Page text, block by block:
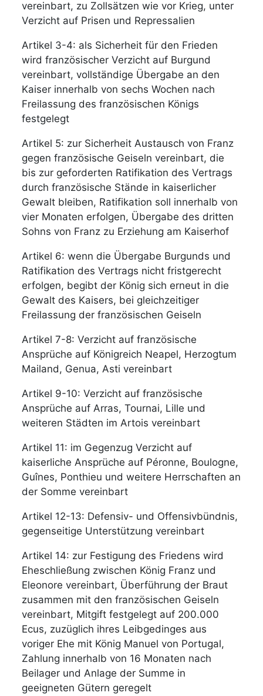
vereinbart, zu Zollsätzen wie vor Krieg, unter
Verzicht auf Prisen und Repressalien
Artikel 3-4: als Sicherheit für den Frieden
wird französischer Verzicht auf Burgund
vereinbart, vollständige Übergabe an den
Kaiser innerhalb von sechs Wochen nach
Freilassung des französischen Königs
festgelegt
Artikel 5: zur Sicherheit Austausch von Franz
gegen französische Geiseln vereinbart, die
bis zur geforderten Ratifikation des Vertrags
durch französische Stände in kaiserlicher
Gewalt bleiben, Ratifikation soll innerhalb von
vier Monaten erfolgen, Übergabe des dritten
Sohns von Franz zu Erziehung am Kaiserhof
Artikel 6: wenn die Übergabe Burgunds und
Ratifikation des Vertrags nicht fristgerecht
erfolgen, begibt der König sich erneut in die
Gewalt des Kaisers, bei gleichzeitiger
Freilassung der französischen Geiseln
Artikel 7-8: Verzicht auf französische
Ansprüche auf Königreich Neapel, Herzogtum
Mailand, Genua, Asti vereinbart
Artikel 9-10: Verzicht auf französische
Ansprüche auf Arras, Tournai, Lille und
weiteren Städten im Artois vereinbart
Artikel 11: im Gegenzug Verzicht auf
kaiserliche Ansprüche auf Péronne, Boulogne,
Guînes, Ponthieu und weitere Herrschaften an
der Somme vereinbart
Artikel 12-13: Defensiv- und Offensivbündnis,
gegenseitige Unterstützung vereinbart
Artikel 14: zur Festigung des Friedens wird
Eheschließung zwischen König Franz und
Eleonore vereinbart, Überführung der Braut
zusammen mit den französischen Geiseln
vereinbart, Mitgift festgelegt auf 200.000
Ecus, zuzüglich ihres Leibgedinges aus
voriger Ehe mit König Manuel von Portugal,
Zahlung innerhalb von 16 Monaten nach
Beilager und Anlage der Summe in
geeigneten Gütern geregelt